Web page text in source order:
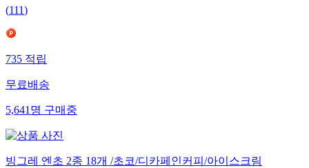
(111)
735 적립
무료배송
5,641 명 구매중
빙그레 엔초 2종 18개 /초코/디카페인커피/아이스크림